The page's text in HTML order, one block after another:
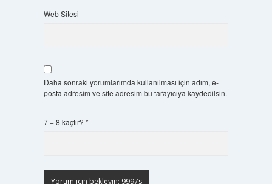
Web Sitesi
Daha sonraki yorumlarımda kullanılması için adım, e-
posta adresim ve site adresim bu tarayıcıya kaydedilsin.
7 + 8 kaçtır? *